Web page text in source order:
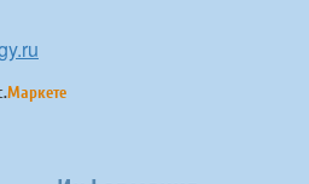
Маркете